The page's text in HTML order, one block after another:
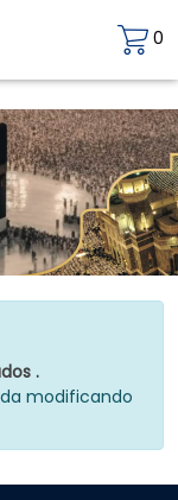
0
.
modificando